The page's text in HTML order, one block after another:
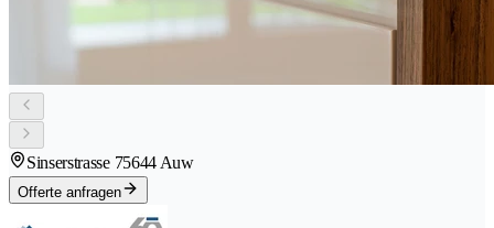
Sinserstrasse 75644 Auw
Offerte anfragen